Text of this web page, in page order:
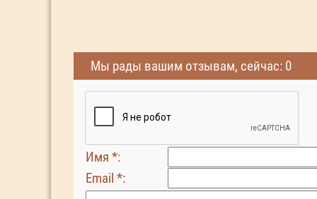
Мы рады вашим отзывам, сейчас: 0
Имя *:
Email *: